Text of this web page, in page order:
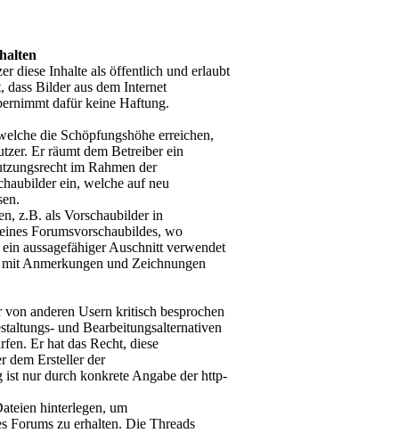
diese Inhalte als öffentlich und erlaubt
dass Bilder aus dem Internet
dafür keine Haftung.
die Schöpfungshöhe erreichen,
Er räumt dem Betreiber ein
im Rahmen der
ein, welche auf neu
z.B. als Vorschaubilder in
Forumsvorschaubildes, wo
aussagefähiger Auschnitt verwendet
Anmerkungen und Zeichnungen
anderen Usern kritisch besprochen
und Bearbeitungsalternativen
Er hat das Recht, diese
dem Ersteller der
nur durch konkrete Angabe der http-
hinterlegen, um
Forums zu erhalten. Die Threads